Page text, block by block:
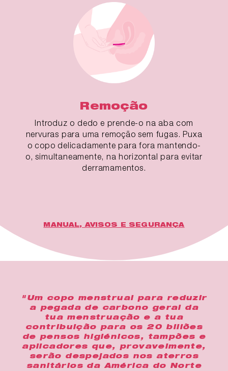
Remoção
Introduz o dedo e prende-o na aba com
nervuras para uma remoção sem fugas. Puxa
o copo delicadamente para fora mantendo-
o, simultaneamente, na horizontal para evitar
derramamentos.
MANUAL, AVISOS E SEGURANÇA
"Um copo menstrual para reduzir
a pegada de carbono geral da
tua menstruação e a tua
contribuição para os 20 biliões
de pensos higiénicos, tampões e
aplicadores que, provavelmente,
serão despejados nos aterros
sanitários da América do Norte